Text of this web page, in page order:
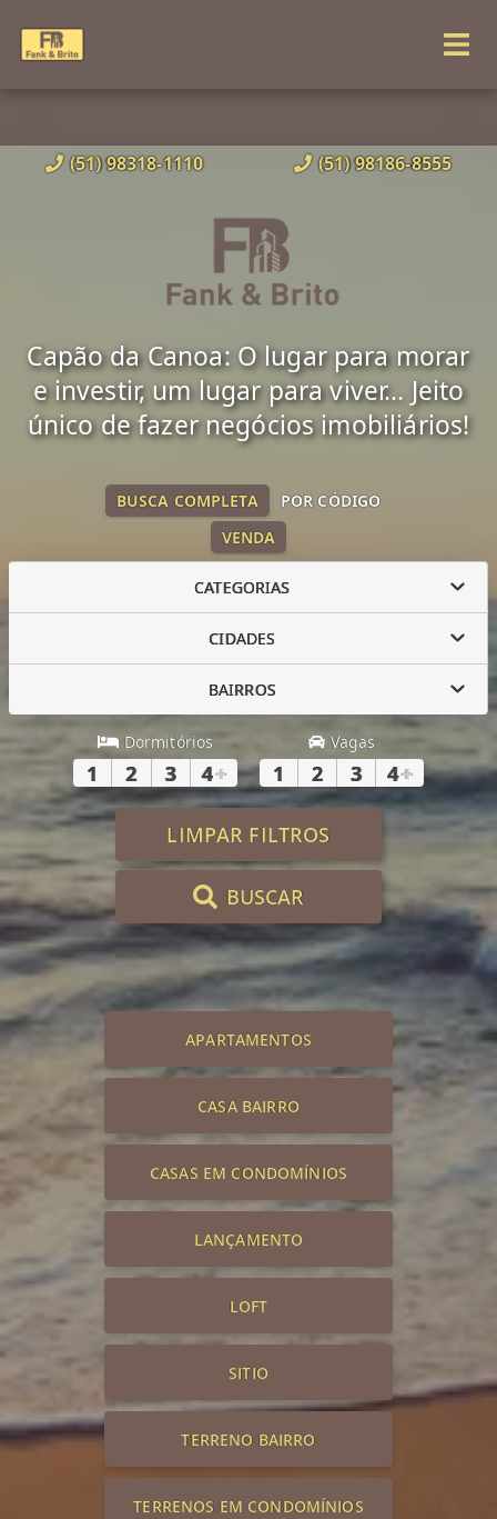
(51) 98318-1110 (51) 98186-8555
Capão da Canoa: O lugar para morar
e investir, um lugar para viver... Jeito
único de fazer negócios imobiliários!
VENDA
BUSCA COMPLETA POR CÓDIGO
CATEGORIAS
CIDADES
BAIRROS
Dormitórios
1 2 3 4+
Vagas
1 2 3 4+
LIMPAR FILTROS
BUSCAR
APARTAMENTOS
CASA BAIRRO
CASAS EM CONDOMÍNIOS
LANÇAMENTO
LOFT
SITIO
TERRENO BAIRRO
TERRENOS EM CONDOMÍNIOS